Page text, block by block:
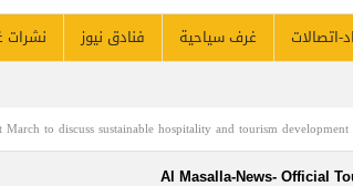
غرف سياحية فنادق نيوز نشرات غير مدفوعة
TLC will be in the UAE Next March to discuss sustainable
Al Masalla-